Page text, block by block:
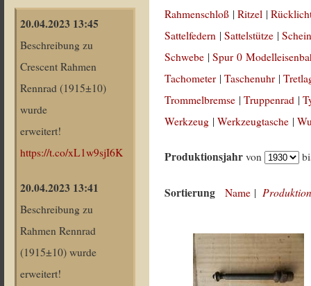
20.04.2023 13:45
Beschreibung zu
Crescent Rahmen
Rennrad (1915±10)
wurde
erweitert!
https://t.co/xL1w9sjI6K
20.04.2023 13:41
Beschreibung zu
Rahmen Rennrad
(1915±10) wurde
erweitert!
Rahmenschloß |Ritzel |
Sattelfedern |Sattelstütze |
Schwebe |Spur 0
Tachometer |Taschenuhr |
Trommelbremse |Truppenrad |
Werkzeug |Werkzeugtasche |
Produktionsjahr von
Sortierung Name |